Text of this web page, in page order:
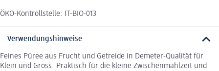
ÖKO-Kontrollstelle: IT-BIO-013
Verwendungshinweise
Feines Püree aus Frucht und Getreide in Demeter-Qualität für
Klein und Gross. Praktisch für die kleine Zwischenmahlzeit und